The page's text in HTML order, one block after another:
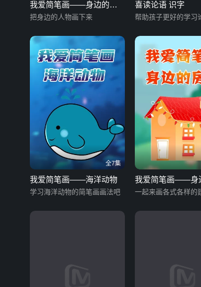
我爱简笔画——身边的人
物
把身边的人物画下来
喜读论语 识字
帮助孩子更好的学习
全7集
我爱简笔画——海洋动物
学习海洋动物的简笔画画法吧
我爱简笔画——身
子
一起来画各式各样的